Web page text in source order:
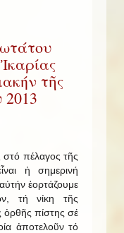
τῆς
στό πέλαγος τῆς
ἡ σημερινή
ἑορτάζουμε
τή νίκη τῆς
ὀρθῆς πίστης σέ
ἀποτελοῦν τό